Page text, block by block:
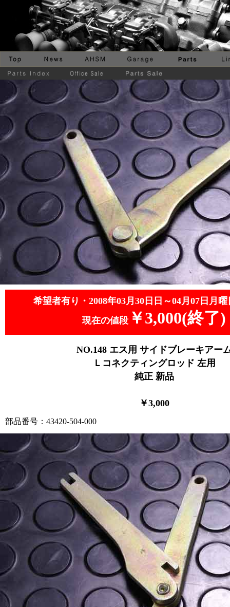
希望者有り・2008年03月30日日～04月07日月曜
現在の値段 ￥3,000(終了)
NO.148エス用 サイドブレーキアー
Ｌコネクティングロッド 左用
純正 新品
￥3,000
部品番号：43420-504-000